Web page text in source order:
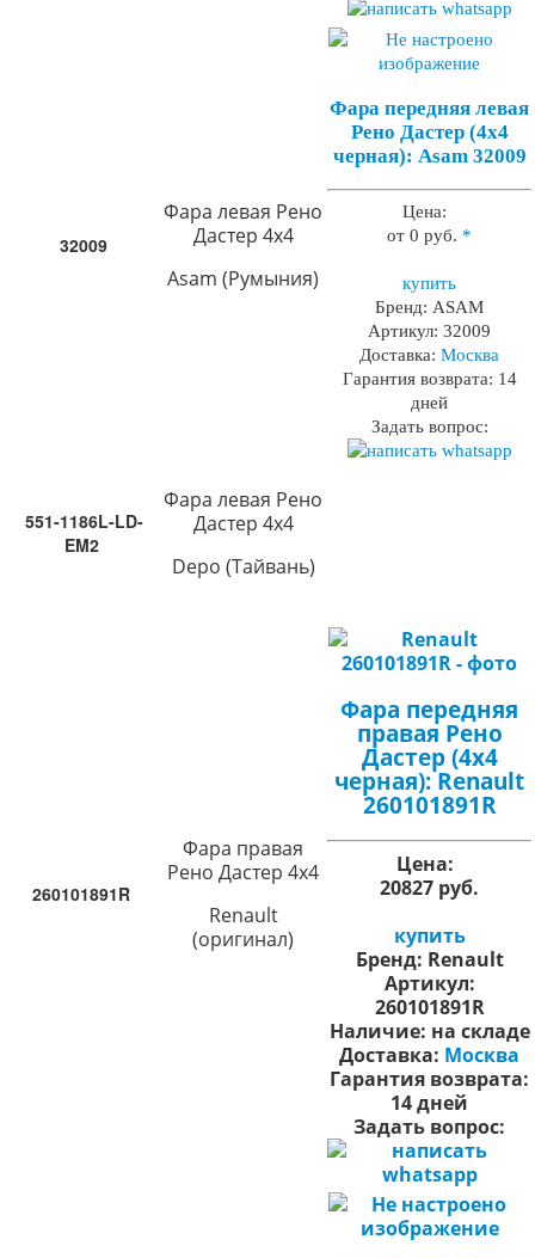
32009
Фара левая Рено
Дастер 4х4
Asam (Румыния)
Фара передняя левая
Рено Дастер (4х4
черная): Asam 32009
Цена:
от 0 руб. *
купить
Бренд: ASAM
Артикул: 32009
Доставка: Москва
Гарантия возврата: 14
дней
Задать вопрос:
551-1186L-LD-
EM2
Фара левая Рено
Дастер 4х4
Depo (Тайвань)
260101891R
Фара правая
Рено Дастер 4х4
Renault
(оригинал)
Фара передняя
правая Рено
Дастер (4х4
черная): Renault
260101891R
Цена:
20827 руб.
купить
Бренд: Renault
Артикул:
260101891R
Наличие: на складе
Доставка: Москва
Гарантия возврата:
14 дней
Задать вопрос: